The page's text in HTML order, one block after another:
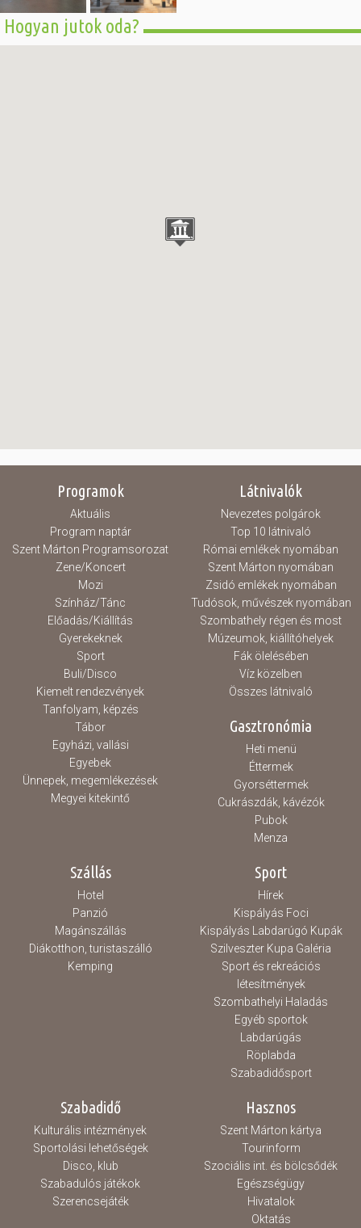
Hogyan jutok oda?
Programok
Aktuális
Program naptár
Szent Márton Programsorozat
Zene/Koncert
Mozi
Színház/Tánc
Előadás/Kiállítás
Gyerekeknek
Sport
Buli/Disco
Kiemelt rendezvények
Tanfolyam, képzés
Tábor
Egyházi, vallási
Egyebek
Ünnepek, megemlékezések
Megyei kitekintő
Látnivalók
Nevezetes polgárok
Top 10 látnivaló
Római emlékek nyomában
Szent Márton nyomában
Zsidó emlékek nyomában
Tudósok, művészek nyomában
Szombathely régen és most
Múzeumok, kiállítóhelyek
Fák ölelésében
Víz közelben
Összes látnivaló
Gasztronómia
Heti menü
Éttermek
Gyorséttermek
Cukrászdák, kávézók
Pubok
Menza
Szállás
Hotel
Panzió
Magánszállás
Diákotthon, turistaszálló
Kemping
Sport
Hírek
Kispályás Foci
Kispályás Labdarúgó Kupák
Szilveszter Kupa Galéria
Sport és rekreációs
létesítmények
Szombathelyi Haladás
Egyéb sportok
Labdarúgás
Röplabda
Szabadidősport
Szabadidő
Kulturális intézmények
Sportolási lehetőségek
Disco, klub
Szabadulós játékok
Szerencsejáték
Hasznos
Szent Márton kártya
Tourinform
Szociális int. és bölcsődék
Egészségügy
Hivatalok
Oktatás